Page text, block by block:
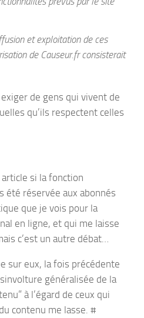
et exploitation de ces
de Causeur.fr consisterait
de gens qui vivent de
qu’ils respectent celles
article si la fonction
été réservée aux abonnés
que je vois pour la
en ligne, et qui me laisse
c’est un autre débat…
sur eux, la fois précédente
généralisée de la
à l’égard de ceux qui
contenu me lasse. #